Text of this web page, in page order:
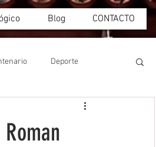
Blog CONTACTO
Deporte